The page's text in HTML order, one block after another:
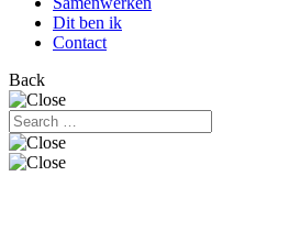
Dit ben ik
Contact
Back